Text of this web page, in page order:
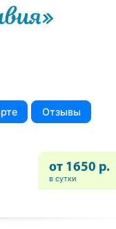
Отзывы
от 1650 р.
в сутки